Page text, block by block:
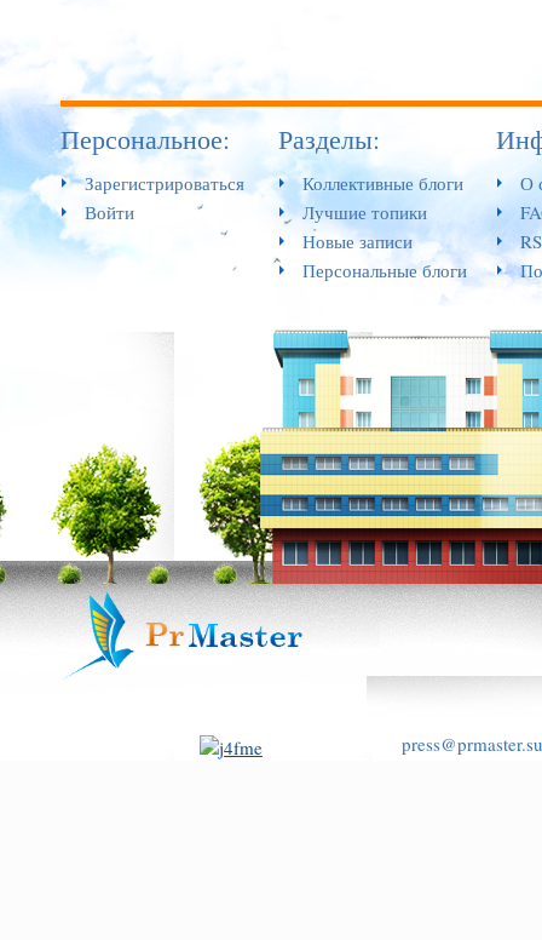
Персональное:
Зарегистрироваться
Войти
Разделы:
Коллективные блоги
Лучшие топики
Новые записи
Персональные блоги
О
press@prmaster.su